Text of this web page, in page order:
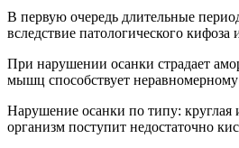
В первую очередь длительные
вследствие патологического
При нарушении осанки страдает
мышц способствует
Нарушение осанки по типу: круглая
организм поступит недостаточно